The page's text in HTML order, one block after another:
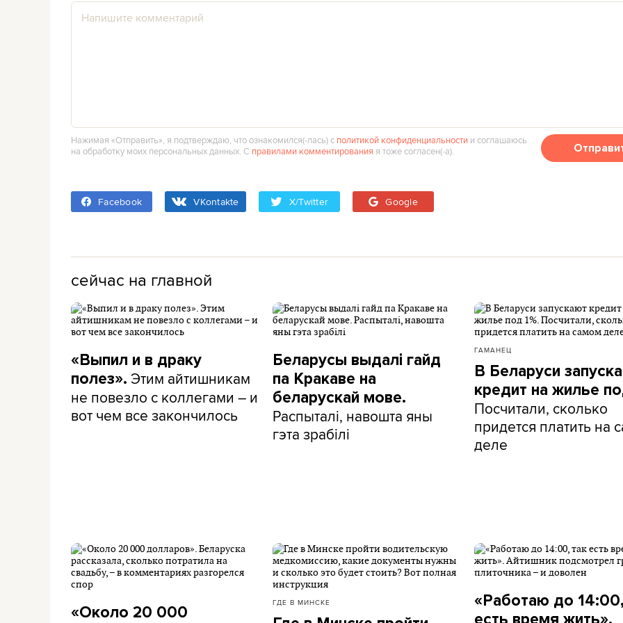
Нажимая «Отправить», я подтверждаю, что ознакомился(‑лась) с политикой конфиденциальности и соглашаюсь
на обработку моих персональных данных. С правилами комментирования я тоже согласен(‑а).
Facebook VKontakte X/Twitter Google
сейчас на главной
«Выпил и в драку
полез». Этим айтишникам
не повезло с коллегами – и
вот чем все закончилось
Беларусы выдалі гайд
па Кракаве на
беларускай мове.
Распыталі, навошта яны
гэта зрабілі
ГАМАНЕЦ
В Беларуси
кредит на жилье
Посчитали, сколько
придется платить на
деле
«Около 20 000
ГДЕ В МИНСКЕ
«Работаю до